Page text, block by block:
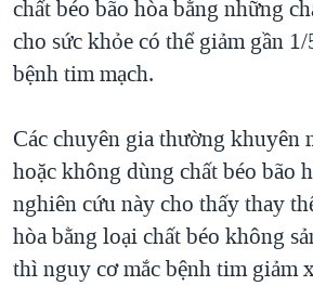
THƯỢNG ĐỈNH TRUMP-KIM TẠI
TRỊNH VĨNH BÌNH VS. CHÍNH PHỦ
BÊN KIA QUỐC LỘ: TIẾNG VỌNG TỪ
chất béo bão hòa bằng những
cho sức khỏe có thể giảm gần
bệnh tim mạch.
Các chuyên gia thường khuyên
hoặc không dùng chất béo bão
nghiên cứu này cho thấy thay
hòa bằng loại chất béo không
thì nguy cơ mắc bệnh tim giảm